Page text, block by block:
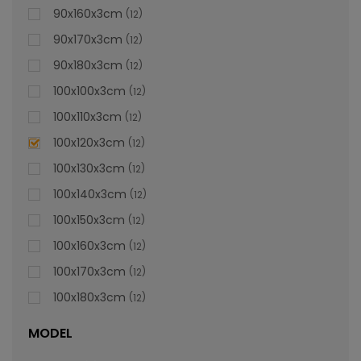
996,47
90x160x3cm 12
90x170x3cm 12
90x180x3cm 12
100x100x3cm 12
100x110x3cm 12
100x120x3cm 12
100x130x3cm 12
100x140x3cm 12
100x150x3cm 12
100x160x3cm 12
100x170x3cm 12
100x180x3cm 12
MODEL